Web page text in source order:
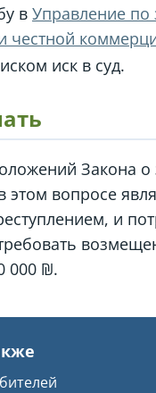
в Управление по
честной
иск в суд.
Закона о
этом вопросе
и
000 ₪.